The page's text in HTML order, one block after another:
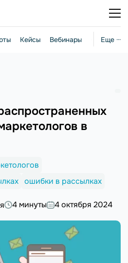
Еще ···
Кейсы Вебинары Стратегии
в
ошибки в рассылках
4 минуты 4 октября 2024